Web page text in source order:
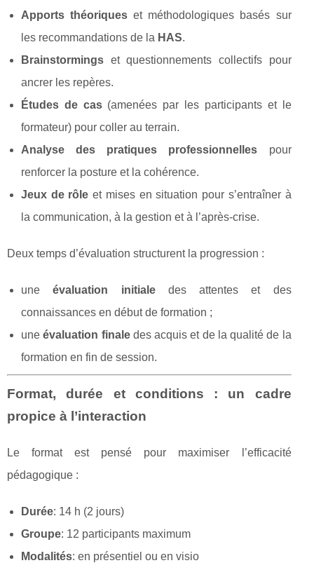
Apports théoriques et méthodologiques basés sur
les recommandations de la HAS.
Brainstormings et questionnements collectifs pour
ancrer les repères.
Études de cas(amenées par les participants et le
formateur) pour coller au terrain.
Analyse des pratiques professionnelles pour
renforcer la posture et la cohérence.
Jeux de rôle et mises en situation pour s’entraîner à
la communication, à la gestion et à l’après-crise.
Deux temps d’évaluation structurent la progression :
uneévaluation initialedes attentes et des
connaissances en début de formation ;
uneévaluation finaledes acquis et de la qualité de la
formation en fin de session.
Format, durée et conditions : un cadre
propice à l’interaction
Le format est pensé pour maximiser l’efficacité
pédagogique :
Durée: 14 h (2 jours)
Groupe: 12 participants maximum
Modalités: en présentiel ou en visio